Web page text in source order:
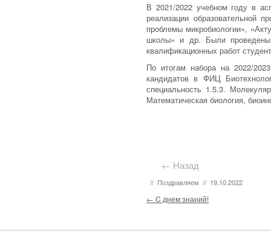
В 2021/2022 учебном году в
реализации образовательной
проблемы микробиологии»,
школы» и др. Были проведены
квалификационных работ
По итогам набора на 2022/
кандидатов в ФИЦ
специальность 1.5.3.
Математическая биология,
← Назад
// Поздравляем // 19.10.2022
Post navigation
← C днем знаний!